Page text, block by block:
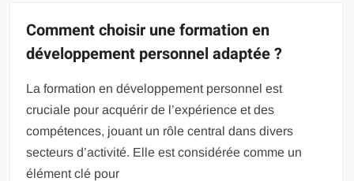
Comment choisir une formation en
développement personnel adaptée ?
La formation en développement personnel est
cruciale pour acquérir de l’expérience et des
compétences, jouant un rôle central dans divers
secteurs d’activité. Elle est considérée comme un
élément clé pour